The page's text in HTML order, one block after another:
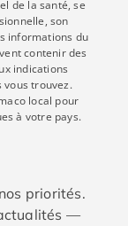
de la santé, se
son
informations du
contenir des
indications
vous trouvez.
local pour
à votre pays.
priorités.
—